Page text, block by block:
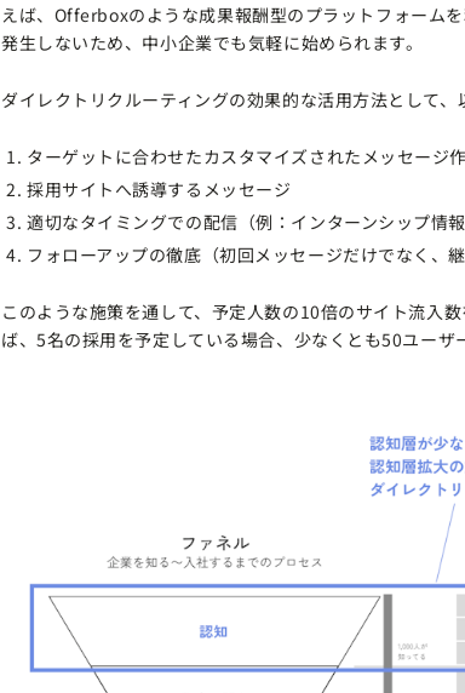
えば、Offerboxのような成果報酬型のプラットフォーム
発生しないため、中小企業でも気軽に始められます。
ダイレクトリクルーティングの効果的な活用方法として、
ターゲットに合わせたカスタマイズされたメッセージ
採用サイトへ誘導するメッセージ
適切なタイミングでの配信（例：インターンシップ情報
フォローアップの徹底（初回メッセージだけでなく、
このような施策を通して、予定人数の10倍のサイト流入
ば、5名の採用を予定している場合、少なくとも50ユーザ